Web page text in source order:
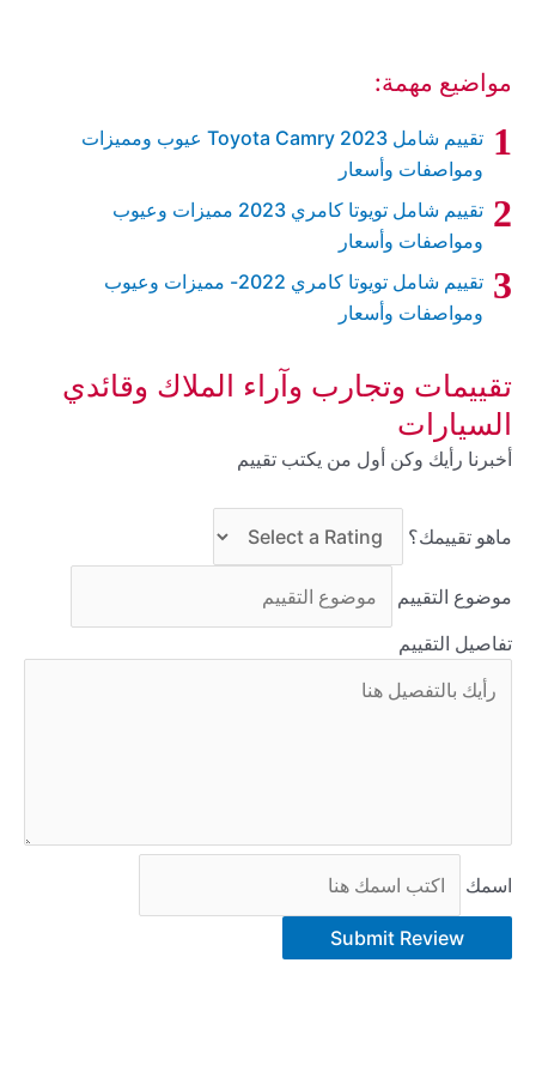
مواضيع مهمة:
تقييم شامل 2023 Toyota Camry عيوب ومميزات
ومواصفات وأسعار
تقييم شامل تويوتا كامري 2023 مميزات وعيوب
ومواصفات وأسعار
تقييم شامل تويوتا كامري 2022- مميزات وعيوب
ومواصفات وأسعار
تقييمات وتجارب وآراء الملاك وقائدي
السيارات
أخبرنا رأيك وكن أول من يكتب تقييم
ماهو تقييمك؟
موضوع التقييم
تفاصيل التقييم
اسمك
Submit Review